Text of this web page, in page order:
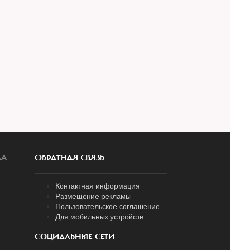
ОБРАТНАЯ СВЯЗЬ
Контактная информация
Размещение рекламы
Пользовательское соглашение
Для мобильных устройств
СОЦИАЛЬНЫЕ СЕТИ